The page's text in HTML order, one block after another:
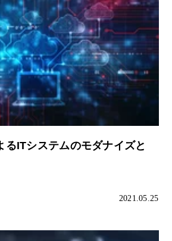
るITシステムのモダナイズと
2021.05.25